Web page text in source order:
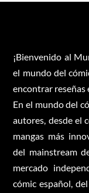
¡Bienvenido al
el mundo del
encontrar reseñas
En el mundo del
autores, desde el
mangas más
del mainstream
mercado
cómic español,